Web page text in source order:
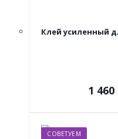
Клей усиленный
1 460
СОВЕТУЕМ